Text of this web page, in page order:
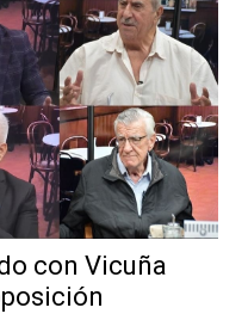
con Vicuña